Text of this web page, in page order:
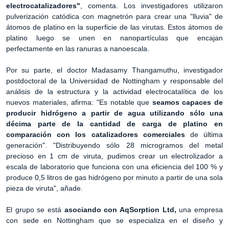
electrocatalizadores" , comenta. Los investigadores utilizaron
pulverización catódica con magnetrón para crear una "lluvia" de
átomos de platino en la superficie de las virutas. Estos átomos de
platino luego se unen en nanopartículas que encajan
perfectamente en las ranuras a nanoescala.
Por su parte, el doctor Madasamy Thangamuthu, investigador
postdoctoral de la Universidad de Nottingham y responsable del
análisis de la estructura y la actividad electrocatalítica de los
nuevos materiales, afirma: "Es notable que seamos capaces de
producir hidrógeno a partir de agua utilizando sólo una
décima parte de la cantidad de carga de platino en
comparación con los catalizadores comerciales de última
generación". "Distribuyendo sólo 28 microgramos del metal
precioso en 1 cm de viruta, pudimos crear un electrolizador a
escala de laboratorio que funciona con una eficiencia del 100 % y
produce 0,5 litros de gas hidrógeno por minuto a partir de una sola
pieza de viruta", añade.
El grupo se está asociando con AqSorption Ltd, una empresa
con sede en Nottingham que se especializa en el diseño y